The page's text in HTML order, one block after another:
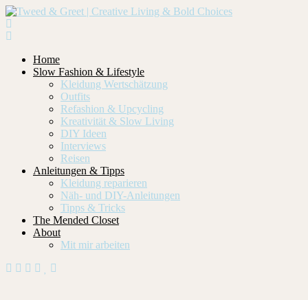
Home
Slow Fashion & Lifestyle
Kleidung Wertschätzung
Outfits
Refashion & Upcycling
Kreativität & Slow Living
DIY Ideen
Interviews
Reisen
Anleitungen & Tipps
Kleidung reparieren
Näh- und DIY-Anleitungen
Tipps & Tricks
The Mended Closet
About
Mit mir arbeiten